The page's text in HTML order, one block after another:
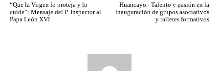
“Que la Virgen lo proteja y lo
cuide”: Mensaje del P. Inspector al
Papa León XVI
Huancayo.- Talento y pasión en la
inauguración de grupos asociativos
y talleres formativos